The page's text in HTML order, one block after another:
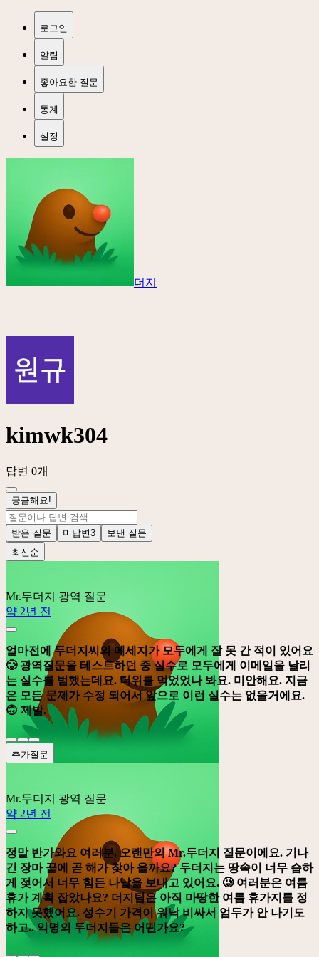
로그인
알림
좋아요한 질문
통계
설정
더지
kimwk304
답변 0개
궁금해요!
받은 질문 미답변3
보낸 질문
최신순
Mr.두더지
광역 질문
약 2년 전
얼마전에 두더지씨의 메세지가 모두에게 잘 못 간 적이 있어요
🥲 광역질문을 테스트하던 중 실수로 모두에게 이메일을 날리
는 실수를 범했는데요. 더위를 먹었었나 봐요. 미안해요. 지금
은 모든 문제가 수정 되어서 앞으로 이런 실수는 없을거에요.
🙃 제발.
추가질문
Mr.두더지
광역 질문
약 2년 전
정말 반가와요 여러분. 오랜만의 Mr.두더지 질문이에요. 기나
긴 장마 끝에 곧 해가 찾아 올까요? 두더지는 땅속이 너무 습하
게 젖어서 너무 힘든 나날을 보내고 있어요. 🥲 여러분은 여름
휴가 계획 잡았나요? 더지팀은 아직 마땅한 여름 휴가지를 정
하지 못했어요. 성수기 가격이 워낙 비싸서 엄두가 안 나기도
하고.. 익명의 두더지들은 어떤가요?